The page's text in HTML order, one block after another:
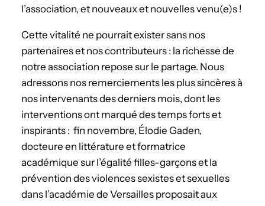
l’association, et nouveaux et nouvelles venu(e)s !
Cette vitalité ne pourrait exister sans nos
partenaires et nos contributeurs : la richesse de
notre association repose sur le partage. Nous
adressons nos remerciements les plus sincères à
nos intervenants des derniers mois, dont les
interventions ont marqué des temps forts et
inspirants : fin novembre, Élodie Gaden,
docteure en littérature et formatrice
académique sur l’égalité filles-garçons et la
prévention des violences sexistes et sexuelles
dans l’académie de Versailles proposait aux